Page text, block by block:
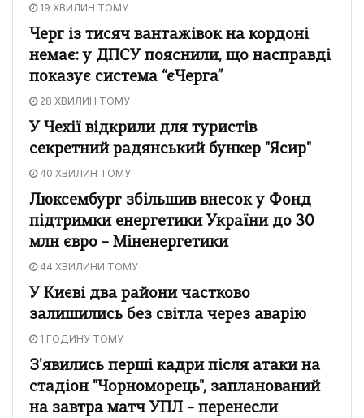
19 ХВИЛИН ТОМУ
Черг із тисяч вантажівок на кордоні
немає: у ДПСУ пояснили, що насправді
показує система “єЧерга”
28 ХВИЛИН ТОМУ
У Чехії відкрили для туристів
секретний радянський бункер "Ясир"
40 ХВИЛИН ТОМУ
Люксембург збільшив внесок у Фонд
підтримки енергетики України до 30
млн євро – Міненергетики
44 ХВИЛИНИ ТОМУ
У Києві два райони частково
залишились без світла через аварію
1 ГОДИНУ ТОМУ
З'явились перші кадри після атаки на
стадіон "Чорноморець", запланований
на завтра матч УПЛ – перенесли